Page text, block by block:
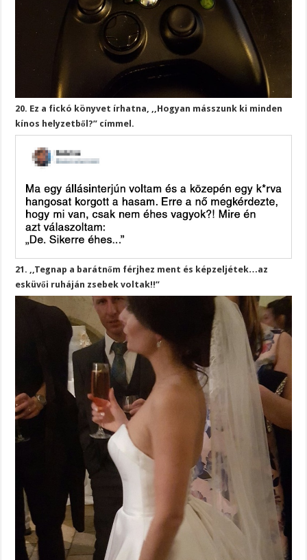
20. Ez a fickó könyvet írhatna, ,,Hogyan másszunk ki minden
kínos helyzetből?” címmel.
21. ,,Tegnap a barátnőm férjhez ment és képzeljétek…az
esküvői ruháján zsebek voltak!!”